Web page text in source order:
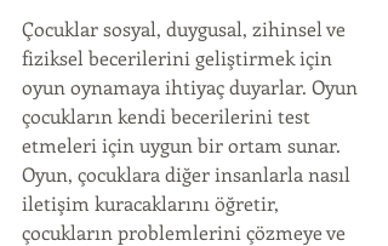
Çocuklar sosyal, duygusal, zihinsel ve
fiziksel becerilerini geliştirmek için
oyun oynamaya ihtiyaç duyarlar. Oyun
çocukların kendi becerilerini test
etmeleri için uygun bir ortam sunar.
Oyun, çocuklara diğer insanlarla nasıl
iletişim kuracaklarını öğretir,
çocukların problemlerini çözmeye ve